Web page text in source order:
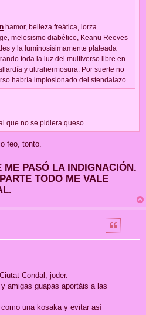
hamor, belleza freática, lorza
melosismo diabético, Keanu Reeves
y la luminosísimamente plateada
toda la luz del multiverso libre en
y ultrahermosura. Por suerte no
habría implosionado del stendalazo.
que no se pidiera queso.
feo, tonto.
ME PASÓ LA INDIGNACIÓN.
TODO ME VALE
Condal, joder.
amigas guapas aportáis a las
una kosaka y evitar así